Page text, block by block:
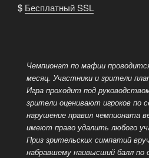
$ Бесплатный SSL
Чемпионат по мафии
месяц. Участники и зрители
Игра проходит под
зрители оценивают игроков по
нарушение правил чемпионата
имеют право удалить любого
Приз зрительских симпатий
набравшему наивысший балл по